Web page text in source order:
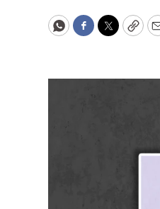
WhatsApp
Facebook
Twitter